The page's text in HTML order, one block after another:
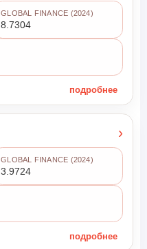
GLOBAL FINANCE (2024)
8.7304
подробнее
›
GLOBAL FINANCE (2024)
3.9724
подробнее